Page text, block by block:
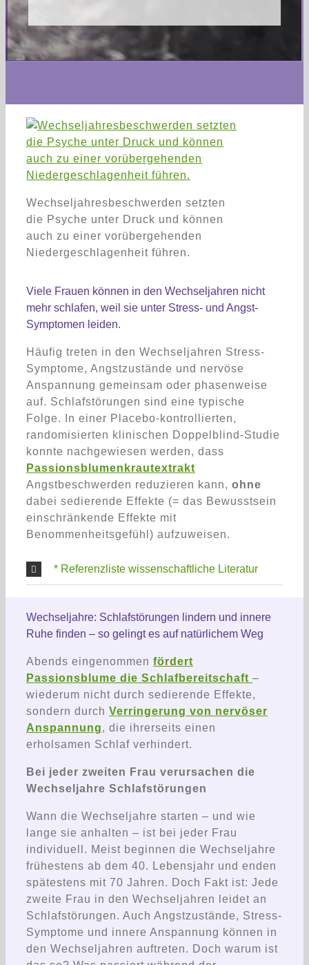
Wechseljahresbeschwerden setzten
die Psyche unter Druck und können
auch zu einer vorübergehenden
Niedergeschlagenheit führen.
Viele Frauen können in den Wechseljahren nicht
mehr schlafen, weil sie unter Stress- und Angst-
Symptomen leiden.
Häufig treten in den Wechseljahren Stress-
Symptome, Angstzustände und nervöse
Anspannung gemeinsam oder phasenweise
auf. Schlafstörungen sind eine typische
Folge.
In einer Placebo-kontrollierten,
randomisierten klinischen Doppelblind-Studie
konnte nachgewiesen werden, dass
Passionsblumenkrautextrakt
Angstbeschwerden reduzieren kann, ohne
dabei sedierende Effekte (= das Bewusstsein
einschränkende Effekte mit
Benommenheitsgefühl) aufzuweisen.
* Referenzliste wissenschaftliche Literatur
Wechseljahre: Schlafstörungen lindern und innere
Ruhe finden – so gelingt es auf natürlichem Weg
Abends eingenommen fördert
Passionsblume die Schlafbereitschaft –
wiederum nicht durch sedierende Effekte,
sondern durch Verringerung von nervöser
Anspannung, die ihrerseits einen
erholsamen Schlaf verhindert.
Bei jeder zweiten Frau verursachen die
Wechseljahre Schlafstörungen
Wann die Wechseljahre starten – und wie
lange sie anhalten – ist bei jeder Frau
individuell. Meist beginnen die Wechseljahre
frühestens ab dem 40. Lebensjahr und enden
spätestens mit 70 Jahren. Doch Fakt ist: Jede
zweite Frau in den Wechseljahren leidet an
Schlafstörungen. Auch Angstzustände, Stress-
Symptome und innere Anspannung können in
den Wechseljahren auftreten. Doch warum ist